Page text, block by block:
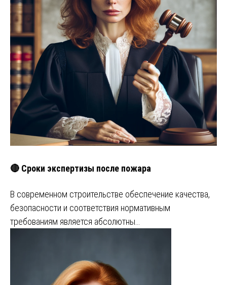
🔴 Сроки экспертизы после пожара
В современном строительстве обеспечение качества,
безопасности и соответствия нормативным
требованиям является абсолютны…